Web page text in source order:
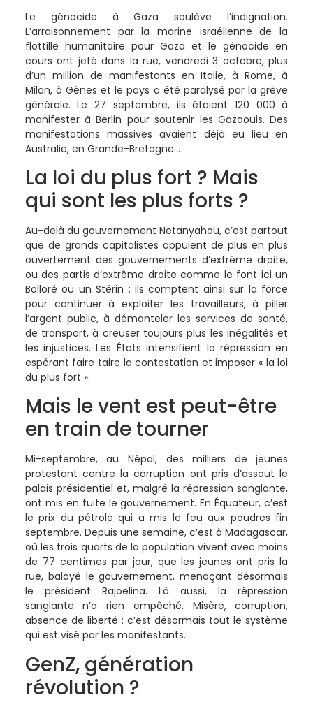
Le génocide à Gaza soulève l’indignation.
L’arraisonnement par la marine israélienne de la
flottille humanitaire pour Gaza et le génocide en
cours ont jeté dans la rue, vendredi 3 octobre, plus
d’un million de manifestants en Italie, à Rome, à
Milan, à Gênes et le pays a été paralysé par la grève
générale. Le 27 septembre, ils étaient 120 000 à
manifester à Berlin pour soutenir les Gazaouis. Des
manifestations massives avaient déjà eu lieu en
Australie, en Grande-Bretagne…
La loi du plus fort ? Mais
qui sont les plus forts ?
Au-delà du gouvernement Netanyahou, c’est partout
que de grands capitalistes appuient de plus en plus
ouvertement des gouvernements d’extrême droite,
ou des partis d’extrême droite comme le font ici un
Bolloré ou un Stérin : ils comptent ainsi sur la force
pour continuer à exploiter les travailleurs, à piller
l’argent public, à démanteler les services de santé,
de transport, à creuser toujours plus les inégalités et
les injustices. Les États intensifient la répression en
espérant faire taire la contestation et imposer « la loi
du plus fort ».
Mais le vent est peut-être
en train de tourner
Mi-septembre, au Népal, des milliers de jeunes
protestant contre la corruption ont pris d’assaut le
palais présidentiel et, malgré la répression sanglante,
ont mis en fuite le gouvernement. En Équateur, c’est
le prix du pétrole qui a mis le feu aux poudres fin
septembre. Depuis une semaine, c’est à Madagascar,
où les trois quarts de la population vivent avec moins
de 77 centimes par jour, que les jeunes ont pris la
rue, balayé le gouvernement, menaçant désormais
le président Rajoelina. Là aussi, la répression
sanglante n’a rien empêché. Misère, corruption,
absence de liberté : c’est désormais tout le système
qui est visé par les manifestants.
GenZ, génération
révolution ?